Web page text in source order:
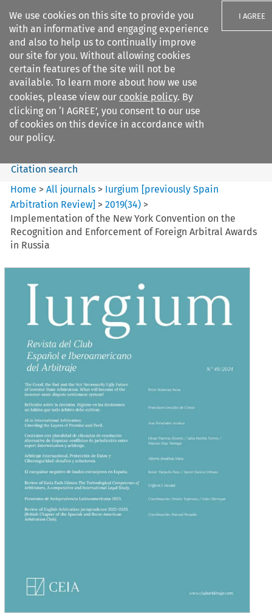
We use cookies on this site to provide you
with an informative and engaging experience
and also to help us to continually improve
our site for you. Without allowing cookies
certain features of the site will not be
available. To learn more about how we use
cookies, please view our cookie policy. By
clicking on ‘I AGREE’, you consent to our use
of cookies on this device in accordance with
our policy.
I AGREE
Search filters
Iurgium %5Bpreviously Spain
Arbitration ...
Search content
Citation search
Home >All journals > Iurgium [previously Spain
Arbitration Review] >2019(34) >
Implementation of the New York Convention on the
Recognition and Enforcement of Foreign Arbitral Awards
in Russia